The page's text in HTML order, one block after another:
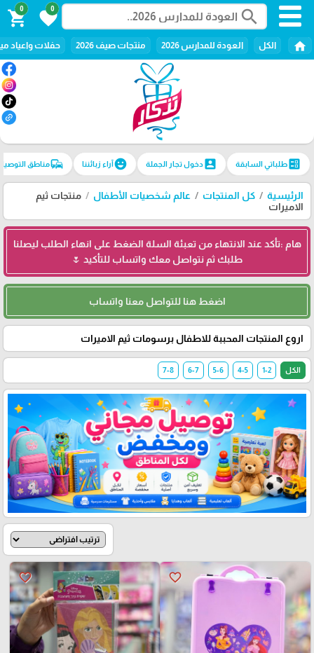
search
0
favorite
0
shopping_cart
home الكل العودة للمدارس 2026 منتجات صيف 2026 حفلات واعياد
ballotطلباتي السابقة account_boxدخول تجار الجملة emoji_emotionsآراء زبائننا commuteمناطق
الرئيسية كل المنتجات عالم شخصيات الأطفال
منتجات ثيم
الاميرات
هام :تأكد عند الانتهاء من تعبئة السلة الضغط على انهاء الطلب ليصلنا
طلبك ثم نتواصل معك واتساب للتأكيد 🌷
اضغط هنا للتواصل معنا واتساب
اروع المنتجات المحببة للاطفال برسومات ثيم الاميرات
الكل 1-2
4-5
5-6
6-7
7-8
favorite_border
favorite_border